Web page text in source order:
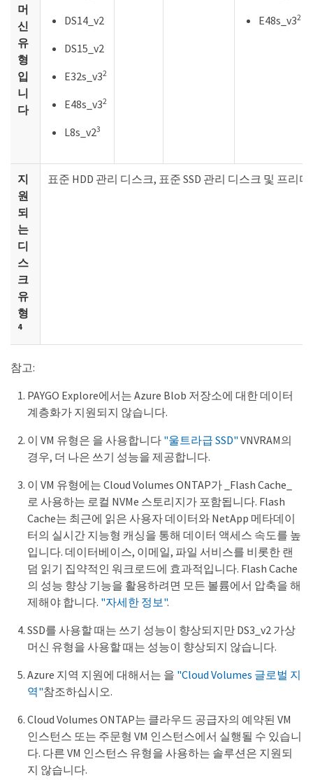
머
신
유
형
입
니
다
DS14_v2
DS15_v2
E32s_v32
E48s_v32
L8s_v23
E48s_v32
지
원
되
는
디
스
크
유
형
4
표준 HDD 관리 디스크, 표준 SSD 관리 디스크 및 프리
참고:
PAYGO Explore에서는 Azure Blob 저장소에 대한 데이터
계층화가 지원되지 않습니다.
이 VM 유형은 을 사용합니다 "울트라급 SSD" VNVRAM의
경우, 더 나은 쓰기 성능을 제공합니다.
이 VM 유형에는 Cloud Volumes ONTAP가 _Flash Cache_
로 사용하는 로컬 NVMe 스토리지가 포함됩니다. Flash
Cache는 최근에 읽은 사용자 데이터와 NetApp 메타데이
터의 실시간 지능형 캐싱을 통해 데이터 액세스 속도를 높
입니다. 데이터베이스, 이메일, 파일 서비스를 비롯한 랜
덤 읽기 집약적인 워크로드에 효과적입니다. Flash Cache
의 성능 향상 기능을 활용하려면 모든 볼륨에서 압축을 해
제해야 합니다. "자세한 정보".
SSD를 사용할 때는 쓰기 성능이 향상되지만 DS3_v2 가상
머신 유형을 사용할 때는 성능이 향상되지 않습니다.
Azure 지역 지원에 대해서는 을 "Cloud Volumes 글로벌 지
역"참조하십시오.
Cloud Volumes ONTAP는 클라우드 공급자의 예약된 VM
인스턴스 또는 주문형 VM 인스턴스에서 실행될 수 있습니
다. 다른 VM 인스턴스 유형을 사용하는 솔루션은 지원되
지 않습니다.